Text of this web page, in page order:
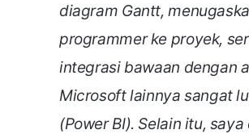
diagram Gantt,
programmer ke proyek,
integrasi bawaan dengan
Microsoft lainnya sangat
(Power BI). Selain itu,